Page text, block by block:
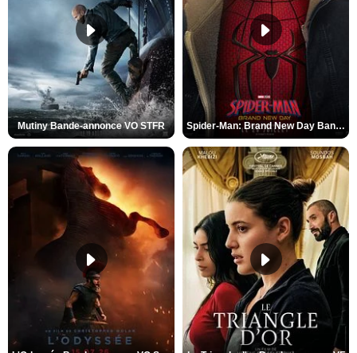
Mutiny Bande-annonce VO STFR Spider-Man: Brand New Day Bande-annonce VO STFR